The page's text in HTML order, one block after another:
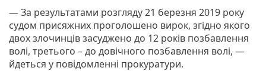
— За результатами розгляду 21 березня 2019 року
судом присяжних проголошено вирок, згідно якого
двох злочинців засуджено до 12 років позбавлення
волі, третього – до довічного позбавлення волі, —
йдеться у повідомленні прокуратури.